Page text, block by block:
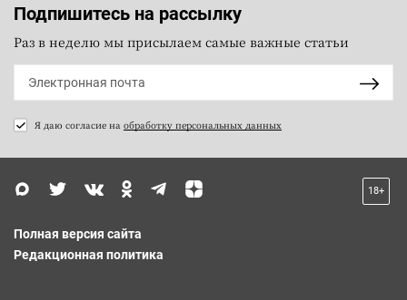
Подпишитесь на рассылку
Раз в неделю мы присылаем самые важные статьи
Я даю согласие на обработку персональных данных
18+
Полная версия сайта
Редакционная политика